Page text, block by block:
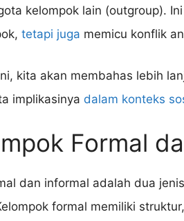
kelompok lain (outgroup).
tetapi juga memicu konflik
kita akan membahas lebih
implikasinya dalam konteks
Formal
dan informal adalah dua
formal memiliki